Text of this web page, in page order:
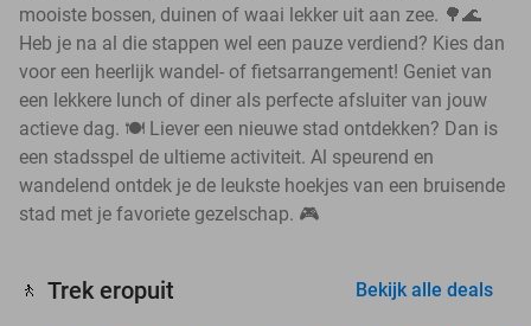
mooiste bossen, duinen of waai lekker uit aan zee. 🌳🌊
Heb je na al die stappen wel een pauze verdiend? Kies dan
voor een heerlijk wandel- of fietsarrangement! Geniet van
een lekkere lunch of diner als perfecte afsluiter van jouw
actieve dag. 🍽️ Liever een nieuwe stad ontdekken? Dan is
een stadsspel de ultieme activiteit. Al speurend en
wandelend ontdek je de leukste hoekjes van een bruisende
stad met je favoriete gezelschap. 🎮
🚶 Trek eropuit Bekijk alle deals